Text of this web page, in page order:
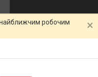
найближчим робочим